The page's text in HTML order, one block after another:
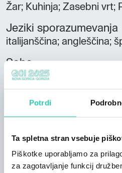
Potrdi
Ta spletna stran vsebuje
Piškotke uporabljamo za
za zagotavljanje funkcij
Žar; Kuhinja; Zasebni vrt;
Jeziki sporazumevanja
italijanščina; angleščina;
Sobe
Kopalnice